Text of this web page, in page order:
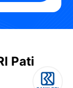
Pati